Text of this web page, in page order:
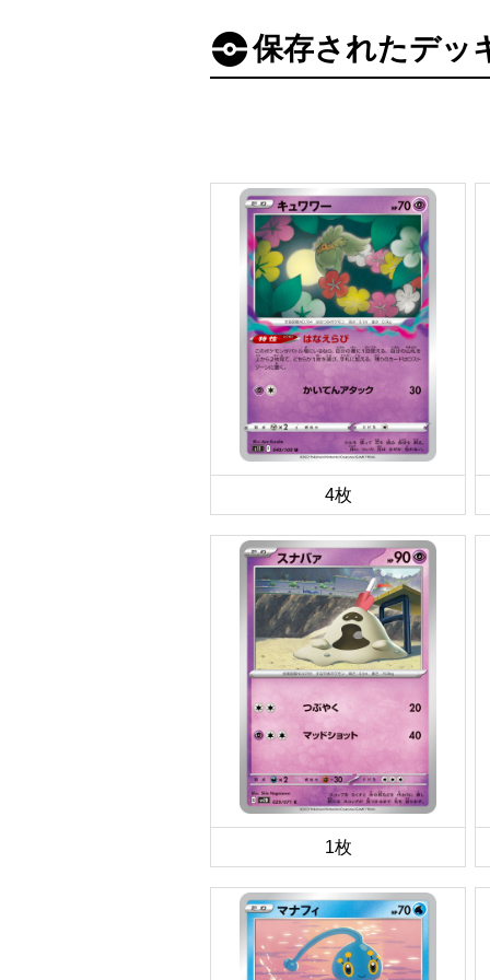
保存されたデッ
4枚
1枚